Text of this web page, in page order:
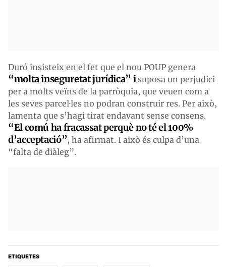
Duró insisteix en el fet que el nou POUP genera
“molta inseguretat jurídica” i suposa un perjudici
per a molts veïns de la parròquia, que veuen com a
les seves parcel·les no podran construir res. Per això,
lamenta que s’hagi tirat endavant sense consens.
“El comú ha fracassat perquè no té el 100%
d’acceptació”, ha afirmat. I això és culpa d’una
“falta de diàleg”.
ETIQUETES